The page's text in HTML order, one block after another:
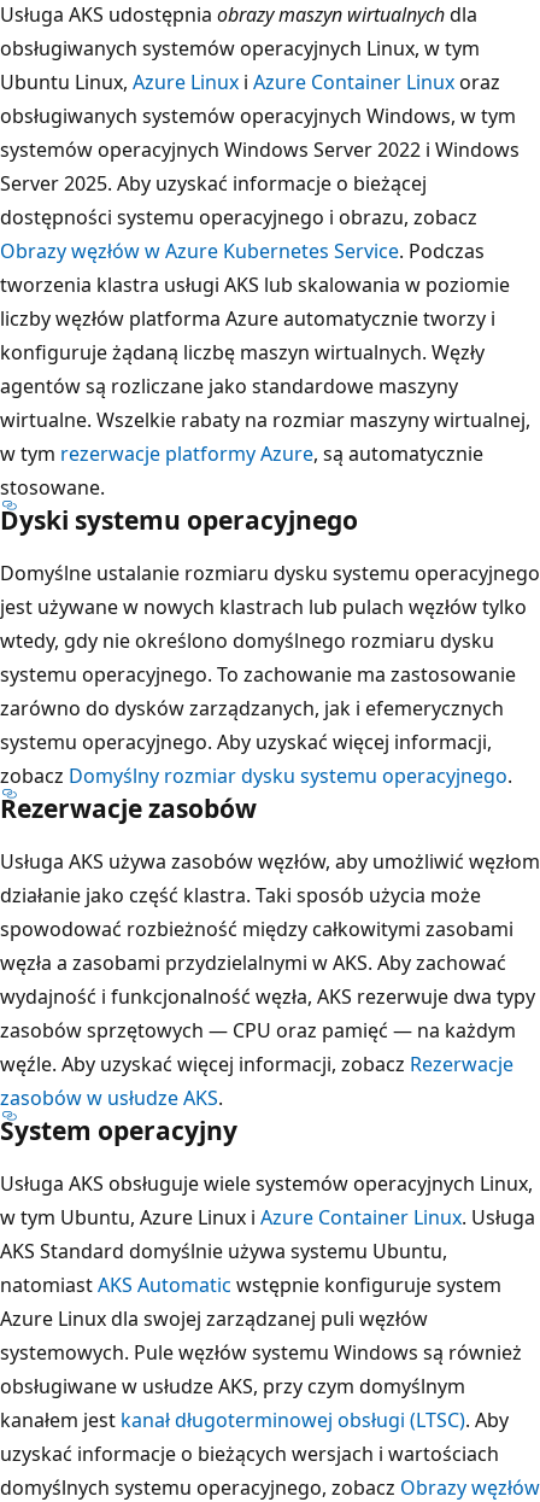
Usługa AKS udostępnia obrazy maszyn wirtualnychdla
obsługiwanych systemów operacyjnych Linux, w tym
Ubuntu Linux, Azure Linux i Azure Container Linuxoraz
obsługiwanych systemów operacyjnych Windows, w tym
systemów operacyjnych Windows Server 2022 i Windows
Server 2025. Aby uzyskać informacje o bieżącej
dostępności systemu operacyjnego i obrazu, zobacz
Obrazy węzłów w Azure Kubernetes Service. Podczas
tworzenia klastra usługi AKS lub skalowania w poziomie
liczby węzłów platforma Azure automatycznie tworzy i
konfiguruje żądaną liczbę maszyn wirtualnych. Węzły
agentów są rozliczane jako standardowe maszyny
wirtualne. Wszelkie rabaty na rozmiar maszyny wirtualnej,
w tym rezerwacje platformy Azure, są automatycznie
stosowane.
Dyski systemu operacyjnego
Domyślne ustalanie rozmiaru dysku systemu operacyjnego
jest używane w nowych klastrach lub pulach węzłów tylko
wtedy, gdy nie określono domyślnego rozmiaru dysku
systemu operacyjnego. To zachowanie ma zastosowanie
zarówno do dysków zarządzanych, jak i efemerycznych
systemu operacyjnego. Aby uzyskać więcej informacji,
zobacz Domyślny rozmiar dysku systemu operacyjnego.
Rezerwacje zasobów
Usługa AKS używa zasobów węzłów, aby umożliwić węzłom
działanie jako część klastra. Taki sposób użycia może
spowodować rozbieżność między całkowitymi zasobami
węzła a zasobami przydzielalnymi w AKS. Aby zachować
wydajność i funkcjonalność węzła, AKS rezerwuje dwa typy
zasobów sprzętowych — CPU oraz pamięć — na każdym
węźle. Aby uzyskać więcej informacji, zobacz Rezerwacje
zasobów w usłudze AKS.
System operacyjny
Usługa AKS obsługuje wiele systemów operacyjnych Linux,
w tym Ubuntu, Azure Linux i Azure Container Linux. Usługa
AKS Standard domyślnie używa systemu Ubuntu,
natomiastAKS Automatic wstępnie konfiguruje system
Azure Linux dla swojej zarządzanej puli węzłów
systemowych. Pule węzłów systemu Windows są również
obsługiwane w usłudze AKS, przy czym domyślnym
kanałem jest kanał długoterminowej obsługi (LTSC). Aby
uzyskać informacje o bieżących wersjach i wartościach
domyślnych systemu operacyjnego, zobacz Obrazy węzłów